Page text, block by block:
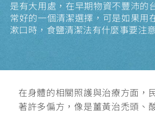
是有大用處，在早期物資不豐沛的
常好的一個清潔選擇，可是如果用
漱口時，食鹽清潔法有什麼事要注
在身體的相關照護與治療方面，
著許多偏方，像是薑黃治禿頭、